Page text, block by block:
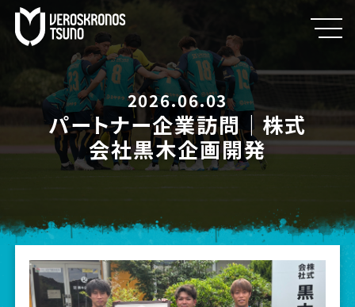
2026.06.03
パートナー企業訪問｜株式
会社黒木企画開発